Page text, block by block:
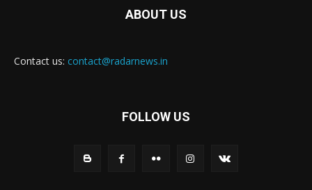
ABOUT US
Contact us: contact@radarnews.in
FOLLOW US